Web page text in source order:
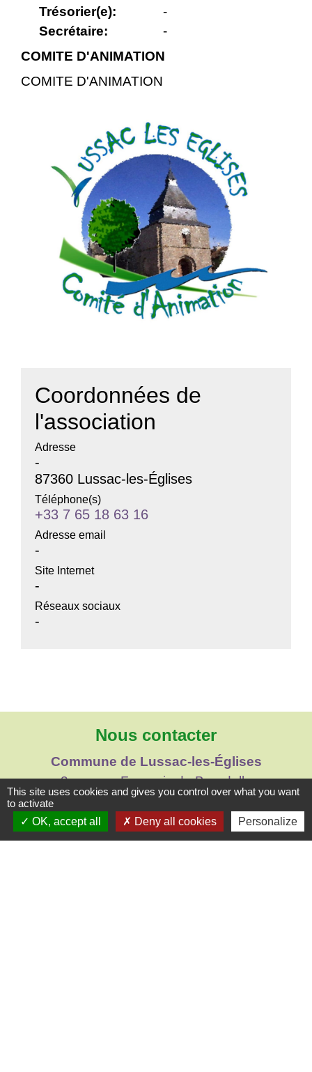
Trésorier(e):
Secrétaire:
-
-
COMITE D'ANIMATION
COMITE D'ANIMATION
Coordonnées de
l'association
Adresse
-
87360 Lussac-les-Églises
Téléphone(s)
+33 7 65 18 63 16
Adresse email
-
Site Internet
-
Réseaux sociaux
-
Nous contacter
Commune de Lussac-les-Églises
3 avenue François de Bourdelle
87360 Lussac-les-Églises - FRANCE
+33 5 55 68 21 10
This site uses cookies and gives you control over what you want
to activate
OK, accept all
Deny all cookies Personalize